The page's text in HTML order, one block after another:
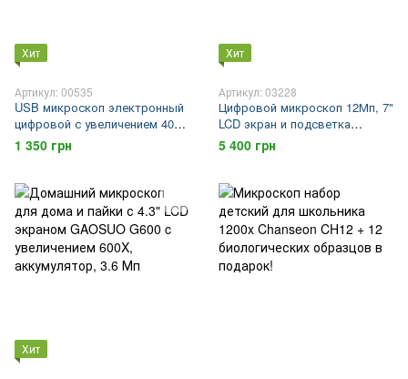
Хит
Артикул: 00535
USB микроскоп электронный
цифровой с увеличением 400
x FUERS DM-400, 2 Мп,
подсветка 8 LED
1 350 грн
Хит
Артикул: 03228
Цифровой микроскоп 12Мп, 7"
LCD экран и подсветка
GAOSUO G1200HD c
увеличением до 1200X, запись
5 400 грн
Хит